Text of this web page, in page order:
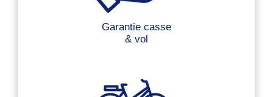
Garantie casse
& vol